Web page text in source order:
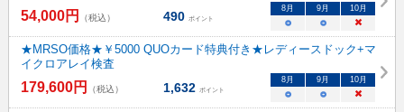
54,000円 （税込） 490 ポイント
8 月 9 月 10月
○ ○ ×
★MRSO価格★￥5000 QUOカード特典付き★レディースドック+マ
イクロアレイ検査
179,600円 （税込） 1,632 ポイント
8 月 9 月 10月
○ ○ ×